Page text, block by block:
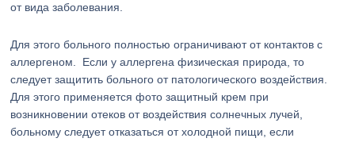
от вида заболевания.
Для этого больного полностью ограничивают от контактов с
аллергеном. Если у аллергена физическая природа, то
следует защитить больного от патологического воздействия.
Для этого применяется фото защитный крем при
возникновении отеков от воздействия солнечных лучей,
больному следует отказаться от холодной пищи, если